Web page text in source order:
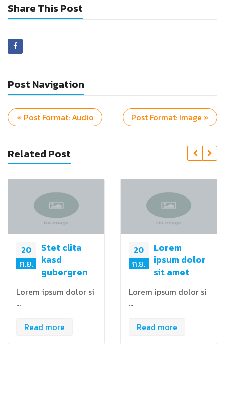
Share This Post
Post Navigation
« Post Format: Audio Post Format: Image »
Related Post
20
ก.ย.
Stet clita
kasd
gubergren
Lorem ipsum dolor si
…
Read more
20
ก.ย.
Lorem
ipsum dolor
sit amet
Lorem ipsum dolor si
…
Read more